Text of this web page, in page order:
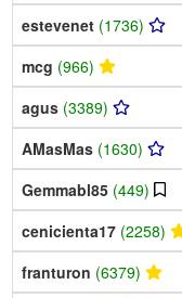
estevenet (1736)
mcg (966)
agus (3389)
AMasMas (1630)
Gemmabl85 (449)
cenicienta17 (2258)
franturon (6379)